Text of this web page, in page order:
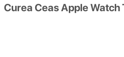
Curea Ceas Apple Watch